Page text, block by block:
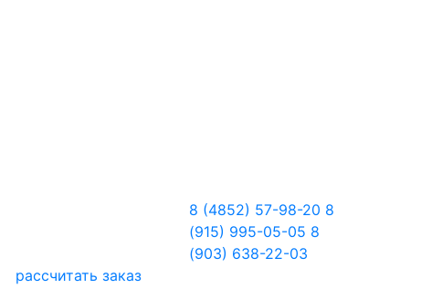
рассчитать заказ
8 (4852) 57-98-20 8
(915) 995-05-05 8
(903) 638-22-03